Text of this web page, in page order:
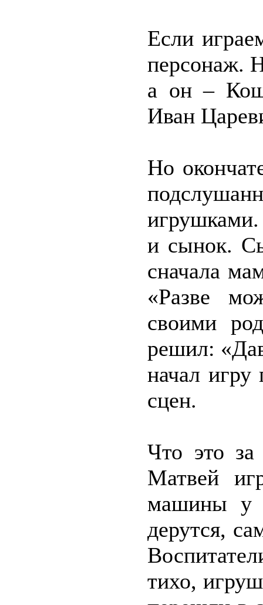
Если
персонаж.
а он –
Иван
Но
и сынок.
сначала
«Разве
своими
решил:
начал
сцен.
Что это за
Матвей
машины у
дерутся,
тихо,